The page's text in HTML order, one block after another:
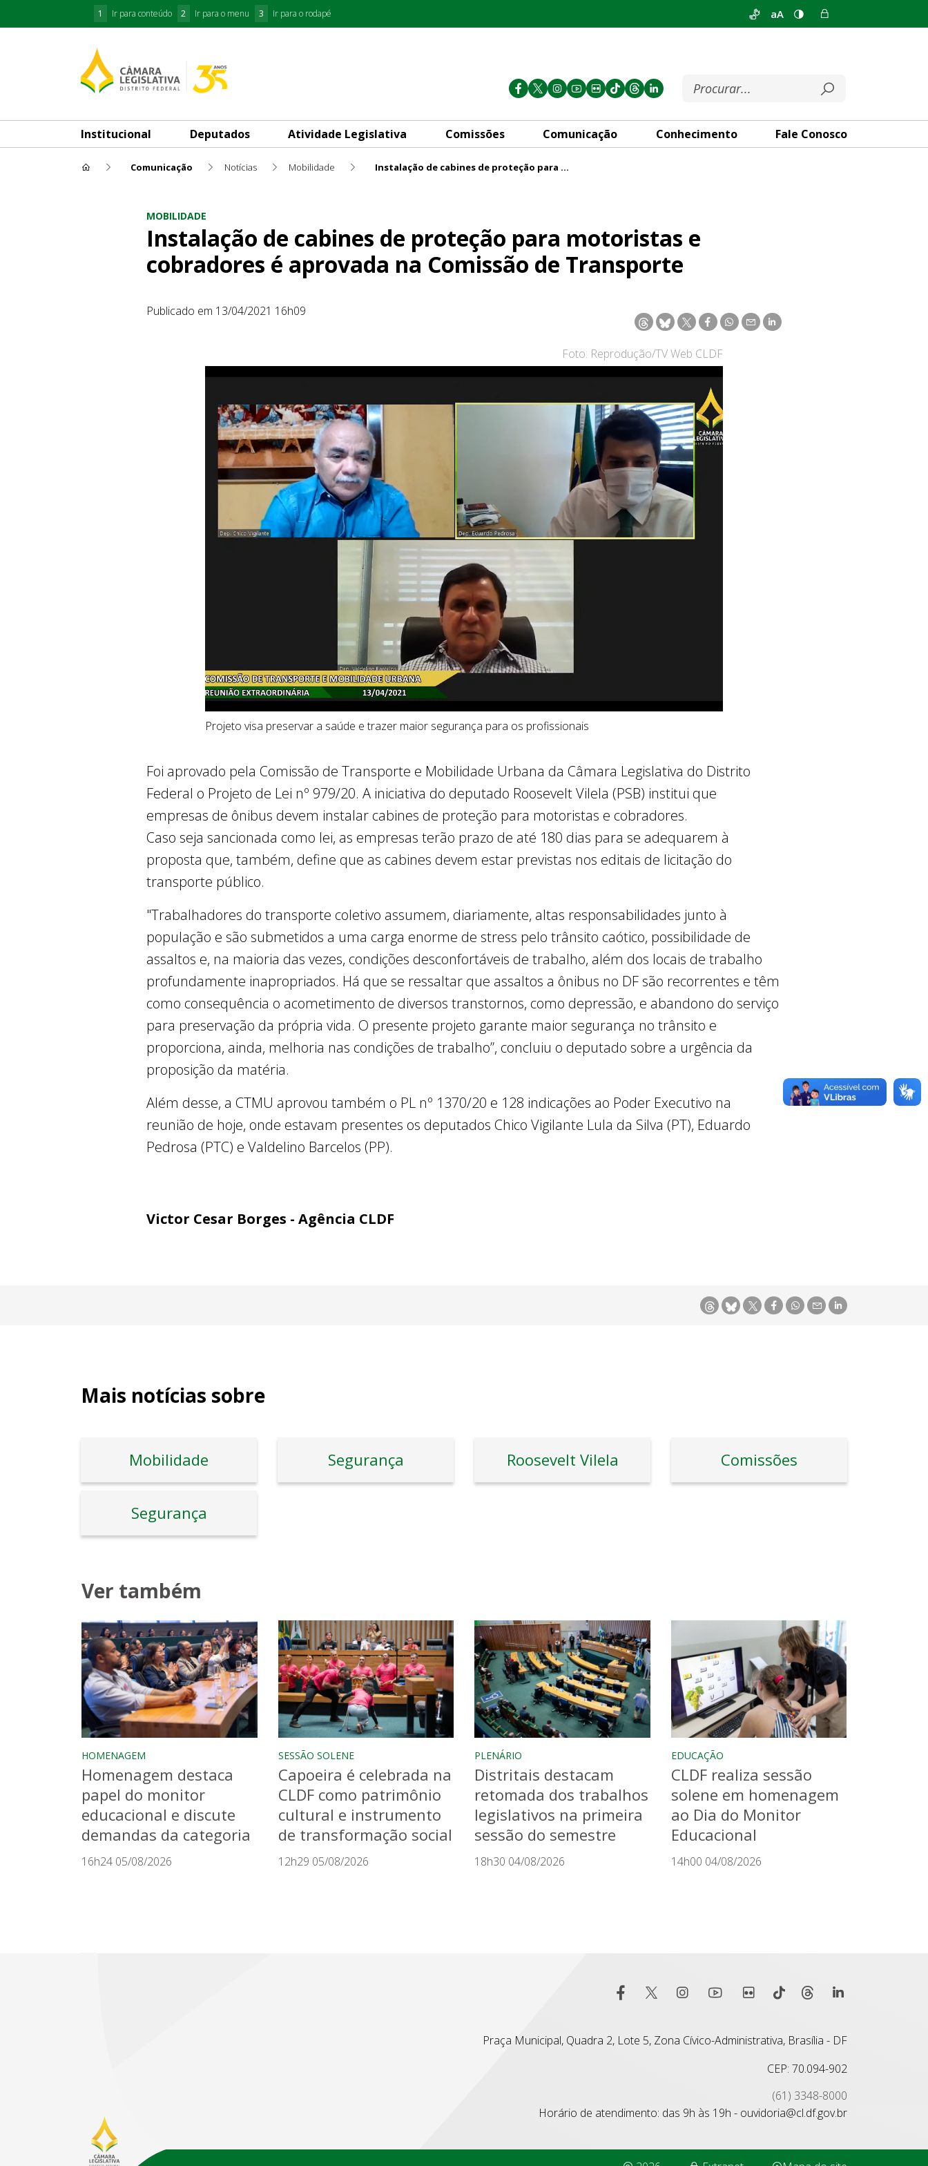
1 Ir para conteúdo 2 Ir para o menu 3 Ir para o rodapé aA
Institucional Deputados Atividade Legislativa Comissões Comunicação Conhecimento Fale Conosco
Comunicação Notícias Mobilidade Instalação de cabines de proteção para motoristas e cobradores é aprovada na Comissão de Transporte
MOBILIDADE
Instalação de cabines de proteção para motoristas e
cobradores é aprovada na Comissão de Transporte
Publicado em 13/04/2021 16h09
Foto: Reprodução/TV Web CLDF
Projeto visa preservar a saúde e trazer maior segurança para os profissionais
Foi aprovado pela Comissão de Transporte e Mobilidade Urbana da Câmara Legislativa do Distrito
Federal o Projeto de Lei nº 979/20. A iniciativa do deputado Roosevelt Vilela (PSB) institui que
empresas de ônibus devem instalar cabines de proteção para motoristas e cobradores.
Caso seja sancionada como lei, as empresas terão prazo de até 180 dias para se adequarem à
proposta que, também, define que as cabines devem estar previstas nos editais de licitação do
transporte público.
"Trabalhadores do transporte coletivo assumem, diariamente, altas responsabilidades junto à
população e são submetidos a uma carga enorme de stress pelo trânsito caótico, possibilidade de
assaltos e, na maioria das vezes, condições desconfortáveis de trabalho, além dos locais de trabalho
profundamente inapropriados. Há que se ressaltar que assaltos a ônibus no DF são recorrentes e têm
como consequência o acometimento de diversos transtornos, como depressão, e abandono do serviço
para preservação da própria vida. O presente projeto garante maior segurança no trânsito e
proporciona, ainda, melhoria nas condições de trabalho”, concluiu o deputado sobre a urgência da
proposição da matéria.
Além desse, a CTMU aprovou também o PL nº 1370/20 e 128 indicações ao Poder Executivo na
reunião de hoje, onde estavam presentes os deputados Chico Vigilante Lula da Silva (PT), Eduardo
Pedrosa (PTC) e Valdelino Barcelos (PP).
Victor Cesar Borges - Agência CLDF
Mais notícias sobre
Mobilidade Segurança Roosevelt Vilela Comissões
Segurança
Ver também
HOMENAGEM
Homenagem destaca
papel do monitor
educacional e discute
demandas da categoria
16h24 05/08/2026
SESSÃO SOLENE
Capoeira é celebrada na
CLDF como patrimônio
cultural e instrumento
de transformação social
12h29 05/08/2026
PLENÁRIO
Distritais destacam
retomada dos trabalhos
legislativos na primeira
sessão do semestre
18h30 04/08/2026
EDUCAÇÃO
CLDF realiza sessão
solene em homenagem
ao Dia do Monitor
Educacional
14h00 04/08/2026
Praça Municipal, Quadra 2, Lote 5, Zona Cívico-Administrativa, Brasília - DF
CEP: 70.094-902
(61) 3348-8000
Horário de atendimento: das 9h às 19h - ouvidoria@cl.df.gov.br